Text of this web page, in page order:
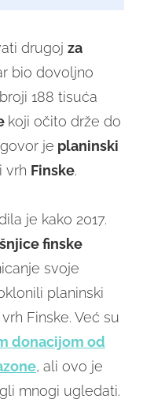
drugoj za
bio dovoljno
188 tisuća
koji očito drže do
je planinski
vrh Finske.
je kako 2017.
finske
svoje
planinski
Finske. Već su
donacijom od
, ali ovo je
mnogi ugledati.